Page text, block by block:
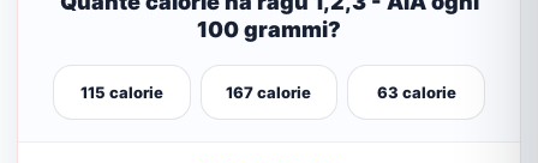
100 grammi?
115 calorie 167 calorie 63 calorie